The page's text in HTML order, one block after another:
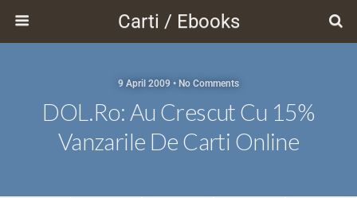
Carti / Ebooks
9 April 2009 • No Comments
DOL.ro: Au Crescut Cu 15%
Vanzarile De Carti Online